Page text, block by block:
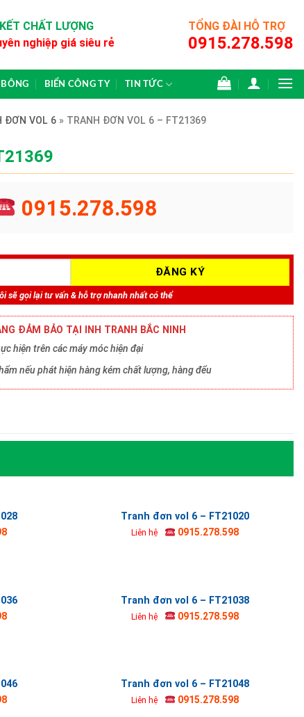
CHẤT LƯỢNG
nghiệp giá siêu rẻ
TỔNG ĐÀI HỖ TRỢ
0915.278.598
BÔNG BIỂN CÔNG TY TIN TỨC
ĐƠN VOL 6 » TRANH ĐƠN VOL 6 – FT21369
0915.278.598
sẽ gọi lại tư vấn & hỗ trợ nhanh nhất có thể
ĐẢM BẢO TẠI INH TRANH BẮC NINH
hiện trên các máy móc hiện đại
nếu phát hiện hàng kém chất lượng, hàng đểu
Tranh đơn vol 6 – FT21020
Liên hệ 0915.278.598
Tranh đơn vol 6 – FT21038
Liên hệ 0915.278.598
Tranh đơn vol 6 – FT21048
Liên hệ 0915.278.598